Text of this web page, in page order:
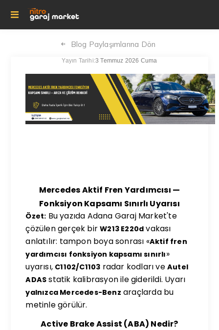
Blog Paylaşımlarına Dön
Yayın Tarihi:3 Temmuz 2026 Cuma
Mercedes Aktif Fren Yardımcısı —
Fonksiyon Kapsamı Sınırlı Uyarısı
Özet: Bu yazıda Adana Garaj Market'te
çözülen gerçek birW213 E220d vakası
anlatılır: tampon boya sonrası «Aktif fren
yardımcısı fonksiyon kapsamı sınırlı»
uyarısı, C1102/C1103 radar kodları veAutel
ADAS statik kalibrasyon ile giderildi. Uyarı
yalnızca Mercedes-Benz araçlarda bu
metinle görülür.
Active Brake Assist (ABA) Nedir?